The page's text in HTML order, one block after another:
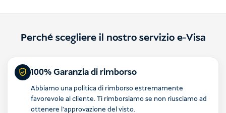
Perché scegliere il nostro servizio e-Visa
100% Garanzia di rimborso
Abbiamo una politica di rimborso estremamente
favorevole al cliente. Ti rimborsiamo se non riusciamo ad
ottenere l'approvazione del visto.